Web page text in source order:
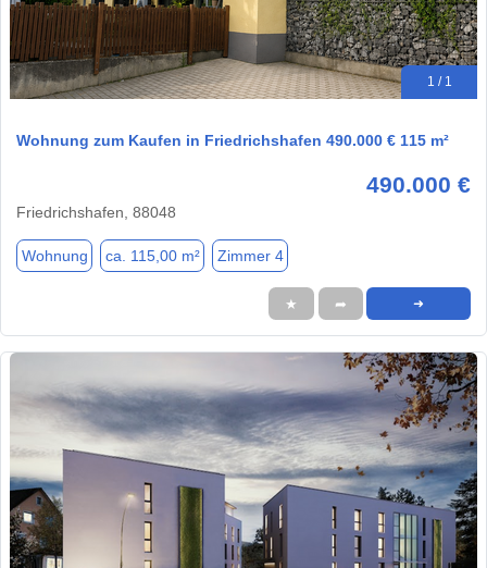
1 / 1
Wohnung zum Kaufen in Friedrichshafen 490.000 € 115 m²
490.000 €
Friedrichshafen, 88048
Wohnung ca. 115,00 m² Zimmer 4
★ ➦ ➜